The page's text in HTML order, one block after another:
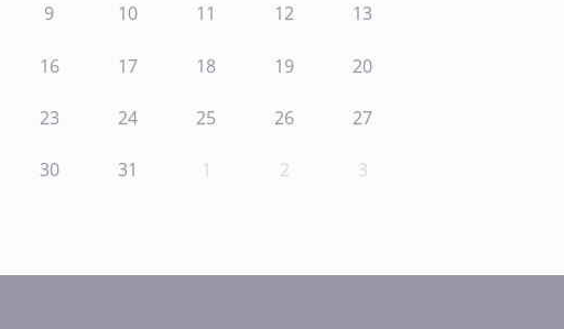
9 10 11 12 13
16 17 18 19 20
23 24 25 26 27
30 31 1 2 3